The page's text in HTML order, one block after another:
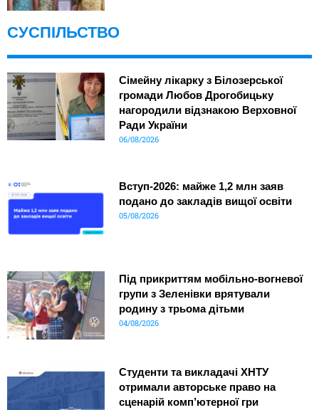
СУСПІЛЬСТВО
Сімейну лікарку з Білозерської
громади Любов Дрогобицьку
нагородили відзнакою Верховної
Ради України
06/08/2026
Вступ-2026: майже 1,2 млн заяв
подано до закладів вищої освіти
05/08/2026
Під прикриттям мобільно-вогневої
групи з Зеленівки врятували
родину з трьома дітьми
04/08/2026
Студенти та викладачі ХНТУ
отримали авторське право на
сценарій комп’ютерної гри